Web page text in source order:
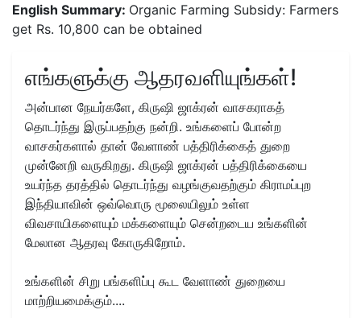
English Summary: Organic Farming Subsidy: Farmers
get Rs. 10,800 can be obtained
எங்களுக்கு ஆதரவளியுங்கள்!
அன்பான நேயர்களே, கிருஷி ஜாக்ரன் வாசகராகத்
தொடர்ந்து இருப்பதற்கு நன்றி. உங்களைப் போன்ற
வாசகர்களால் தான் வேளாண் பத்திரிக்கைத் துறை
முன்னேறி வருகிறது. கிருஷி ஜாக்ரன் பத்திரிக்கையை
உயர்ந்த தரத்தில் தொடர்ந்து வழங்குவதற்கும் கிராமப்புற
இந்தியாவின் ஒவ்வொரு மூலையிலும் உள்ள
விவசாயிகளையும் மக்களையும் சென்றடைய உங்களின்
மேலான ஆதரவு கோருகிறோம்.
உங்களின் சிறு பங்களிப்பு கூட வேளாண் துறையை
மாற்றியமைக்கும்....